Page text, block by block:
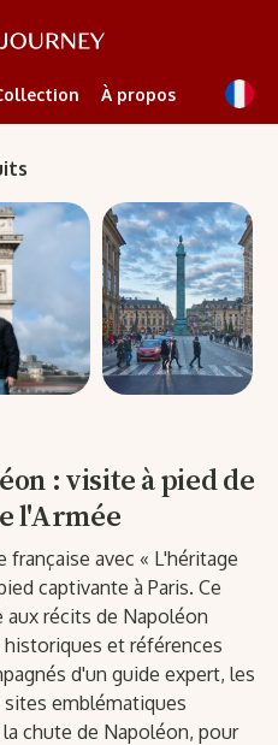
À propos
: visite à pied de
l'Armée
avec « L'héritage
captivante à Paris. Ce
récits de Napoléon
et références
d'un guide expert, les
emblématiques
chute de Napoléon, pour